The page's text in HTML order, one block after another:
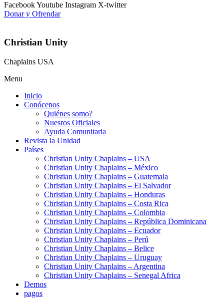
FacebookYoutube Instagram X-twitter
Donar y Ofrendar
Christian Unity
Chaplains USA
Menu
Inicio
Conócenos
Quiénes somo?
Nuesros Oficiales
Ayuda Comunitaria
Revista la Unidad
Países
Christian Unity Chaplains – USA
Christian Unity Chaplains – México
Christian Unity Chaplains – Guatemala
Christian Unity Chaplains – El Salvador
Christian Unity Chaplains – Honduras
Christian Unity Chaplains – Costa Rica
Christian Unity Chaplains – Colombia
Christian Unity Chaplains – República Dominicana
Christian Unity Chaplains – Ecuador
Christian Unity Chaplains – Perú
Christian Unity Chaplains – Belice
Christian Unity Chaplains – Uruguay
Christian Unity Chaplains – Argentina
Christian Unity Chaplains – Senegal Africa
Demos
pagos